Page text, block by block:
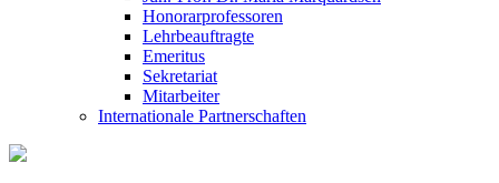
Honorarprofessoren
Lehrbeauftragte
Emeritus
Sekretariat
Mitarbeiter
Internationale Partnerschaften